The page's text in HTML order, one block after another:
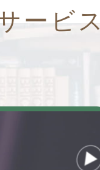
ービス